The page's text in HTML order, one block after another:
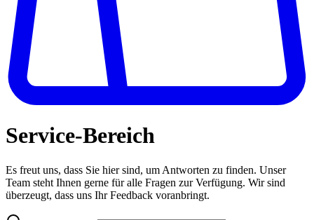
Service-Bereich
Es freut uns, dass Sie hier sind, um Antworten zu finden. Unser
Team steht Ihnen gerne für alle Fragen zur Verfügung. Wir sind
überzeugt, dass uns Ihr Feedback voranbringt.